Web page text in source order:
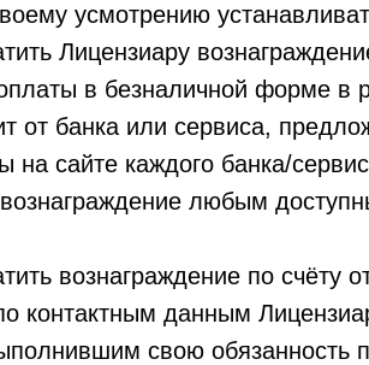
усмотрению
Лицензиару
в безналичной форме в
банка или сервиса,
на сайте каждого банка/
любым
вознаграждение по счёту
контактным данным
свою обязанность